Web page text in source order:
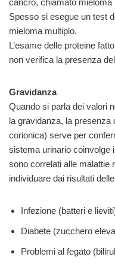
cancro, chiamato mieloma
Spesso si esegue un test
mieloma multiplo.
L’esame delle proteine
non verifica la presenza
Gravidanza
Quando si parla dei valori
la gravidanza, la presenza
corionica) serve per
sistema urinario coinvolge
sono correlati alle malattie
individuare dai risultati
Infezione (batteri e
Diabete (zucchero
Problemi al fegato